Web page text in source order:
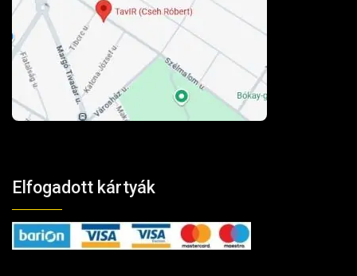
Elfogadott kártyák